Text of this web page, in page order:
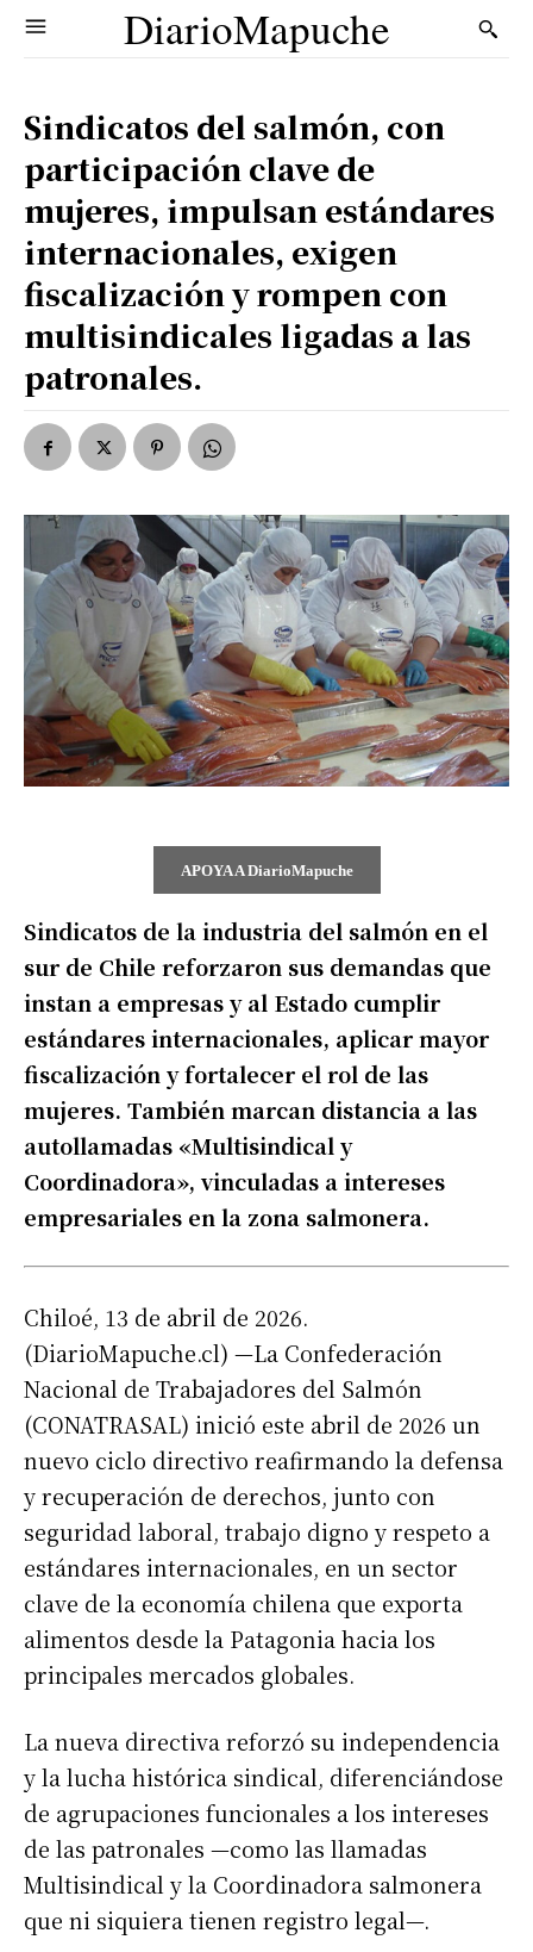
DiarioMapuche
Sindicatos del salmón, con
participación clave de
mujeres, impulsan estándares
internacionales, exigen
fiscalización y rompen con
multisindicales ligadas a las
patronales.
APOYA A DiarioMapuche
Sindicatos de la industria del salmón en el
sur de Chile reforzaron sus demandas que
instan a empresas y al Estado cumplir
estándares internacionales, aplicar mayor
fiscalización y fortalecer el rol de las
mujeres. También marcan distancia a las
autollamadas «Multisindical y
Coordinadora», vinculadas a intereses
empresariales en la zona salmonera.
Chiloé, 13 de abril de 2026.
(DiarioMapuche.cl) —La Confederación
Nacional de Trabajadores del Salmón
(CONATRASAL) inició este abril de 2026 un
nuevo ciclo directivo reafirmando la defensa
y recuperación de derechos, junto con
seguridad laboral, trabajo digno y respeto a
estándares internacionales, en un sector
clave de la economía chilena que exporta
alimentos desde la Patagonia hacia los
principales mercados globales.
La nueva directiva reforzó su independencia
y la lucha histórica sindical, diferenciándose
de agrupaciones funcionales a los intereses
de las patronales —como las llamadas
Multisindical y la Coordinadora salmonera
que ni siquiera tienen registro legal—.